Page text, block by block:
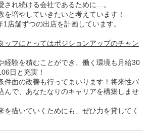
され続ける会社であるために…。
を増やしていきたいと考えています！
店舗ずつの出店を計画しています。
ッフにとってはポジションアップのチャン
経験を積むことができ、働く環境も月給30
日と充実！
件面の改善も行ってまいります！将来性バ
んで、あなたなりのキャリアを構築しませ
を描いていくためにも、ぜひ力を貸してく